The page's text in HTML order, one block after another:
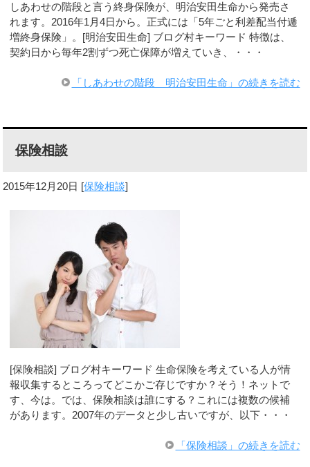
しあわせの階段と言う終身保険が、明治安田生命から発売さ
れます。2016年1月4日から。正式には「5年ごと利差配当付逓
増終身保険」。[明治安田生命] ブログ村キーワード 特徴は、
契約日から毎年2割ずつ死亡保障が増えていき、・・・
「しあわせの階段 明治安田生命」の続きを読む
保険相談
2015年12月20日 [保険相談]
[保険相談] ブログ村キーワード 生命保険を考えている人が情
報収集するところってどこかご存じですか？そう！ネットで
す、今は。では、保険相談は誰にする？これには複数の候補
があります。2007年のデータと少し古いですが、以下・・・
「保険相談」の続きを読む